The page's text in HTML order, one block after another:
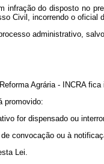
infração do disposto no
Civil, incorrendo o
administrativo,
Agrária - INCRA
promovido:
for dispensado ou
convocação ou à
Lei.